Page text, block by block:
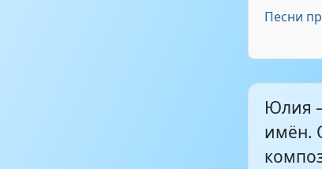
песня
люблю
Песня
Песни
Юлия
имён.